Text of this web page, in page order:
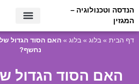
הנדסה וטכנולוגיה –
המגזין
דף הבית » בלוג » בלוג » האם הסוד הגדול של
נחשף?
האם הסוד הגדול